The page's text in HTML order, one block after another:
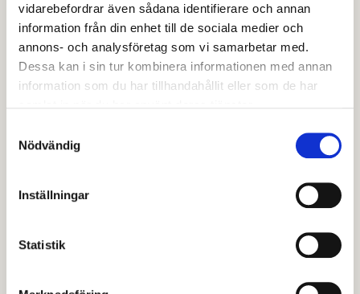
vidarebefordrar även sådana identifierare och annan
information från din enhet till de sociala medier och
annons- och analysföretag som vi samarbetar med.
Dessa kan i sin tur kombinera informationen med annan
information som du har tillhandahållit eller som de har
Nödvändig
Inställningar
Statistik
Sällsynt med gammal
naturskog
Längre från älven mot norr vidtar ett mer kuperat om
dominerar. Moränen är här grövre än i älvdalen och
järnhanteringen som bedrevs för 100 – 400 år sedan,
vilken krävde mycket ved och kol, samt det moderna
skogsbruket är gammal naturskog sällsynt i de här
trakterna och därför är floran och faunan relativt